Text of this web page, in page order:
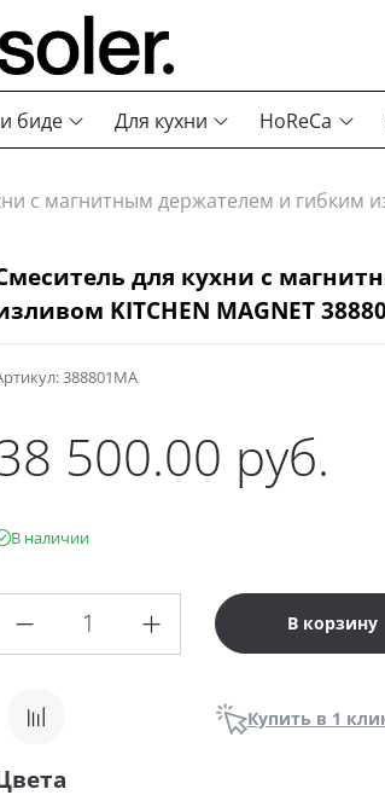
биде Для кухни HoReCa
с магнитным держателем и гибким
388801MA
В наличии
для кухни с
KITCHEN MAGNET
500.00 руб.
В корзину
Купить в 1